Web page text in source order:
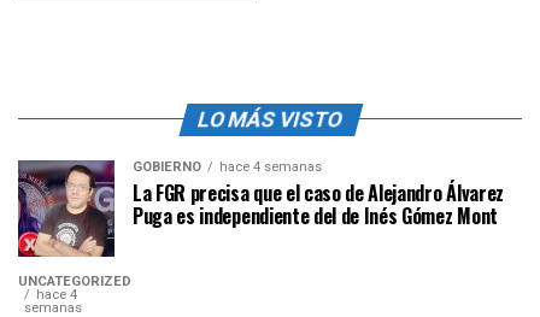
LO MÁS VISTO
GOBIERNO hace 4 semanas
La FGR precisa que el caso de Alejandro Álvarez
Puga es independiente del de Inés Gómez Mont
UNCATEGORIZED
hace 4
semanas